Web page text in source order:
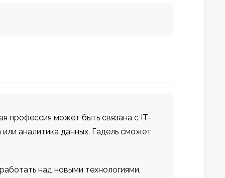
профессия может быть связана с IT-
аналитика данных, Гадель сможет
над новыми технологиями,